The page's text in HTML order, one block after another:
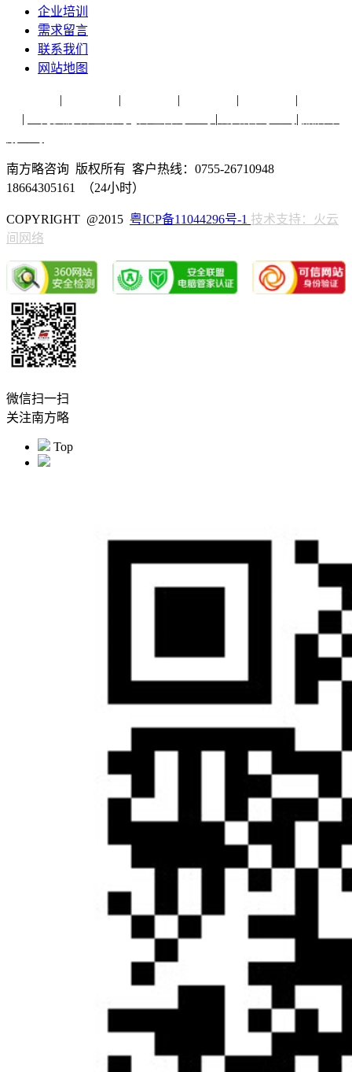
企业培训
需求留言
联系我们
网站地图
| | | | |
| | |
南方略咨询 版权所有 客户热线：0755-26710948
18664305161 （24小时）
COPYRIGHT @2015 粤ICP备11044296号-1 技术支持：火云
间网络
微信扫一扫
关注南方略
Top